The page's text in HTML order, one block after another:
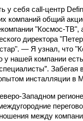
себя call-центр
компаний общий
"Космос-ТВ",
директора
— Я узнал, что
нашей компании
Забегая
инсталляции в
Западном
между